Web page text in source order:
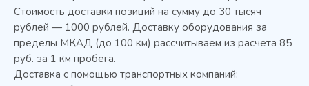
Колода разрубочная КР-5/5
Стоимость доставки позиций на сумму до 30 тысяч
рублей — 1000 рублей. Доставку оборудования за
пределы МКАД (до 100 км) рассчитываем из расчета 85
руб. за 1 км пробега.
Доставка с помощью транспортных компаний: